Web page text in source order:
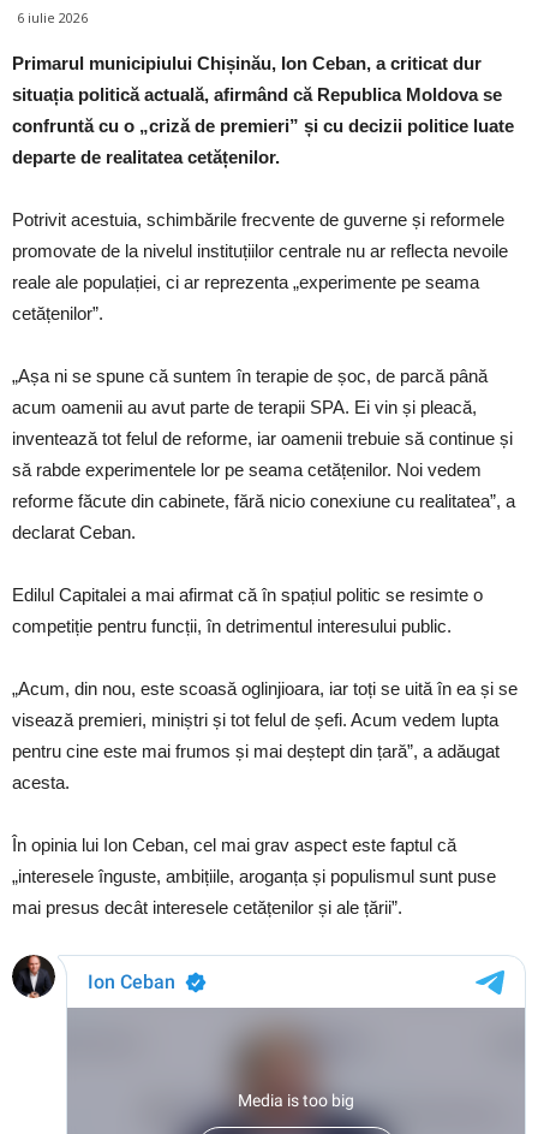
6 iulie 2026
Primarul municipiului Chișinău, Ion Ceban, a criticat dur
situația politică actuală, afirmând că Republica Moldova se
confruntă cu o „criză de premieri” și cu decizii politice luate
departe de realitatea cetățenilor.
Potrivit acestuia, schimbările frecvente de guverne și reformele
promovate de la nivelul instituțiilor centrale nu ar reflecta nevoile
reale ale populației, ci ar reprezenta „experimente pe seama
cetățenilor”.
„Așa ni se spune că suntem în terapie de șoc, de parcă până
acum oamenii au avut parte de terapii SPA. Ei vin și pleacă,
inventează tot felul de reforme, iar oamenii trebuie să continue și
să rabde experimentele lor pe seama cetățenilor. Noi vedem
reforme făcute din cabinete, fără nicio conexiune cu realitatea”, a
declarat Ceban.
Edilul Capitalei a mai afirmat că în spațiul politic se resimte o
competiție pentru funcții, în detrimentul interesului public.
„Acum, din nou, este scoasă oglinjioara, iar toți se uită în ea și se
visează premieri, miniștri și tot felul de șefi. Acum vedem lupta
pentru cine este mai frumos și mai deștept din țară”, a adăugat
acesta.
În opinia lui Ion Ceban, cel mai grav aspect este faptul că
„interesele înguste, ambițiile, aroganța și populismul sunt puse
mai presus decât interesele cetățenilor și ale țării”.